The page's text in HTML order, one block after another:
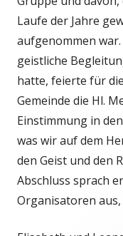
Laufe der Jahre
aufgenommen
geistliche
hatte, feierte für
Gemeinde die Hl.
Einstimmung in
was wir auf dem
den Geist und den
Abschluss sprach
Organisatoren aus,